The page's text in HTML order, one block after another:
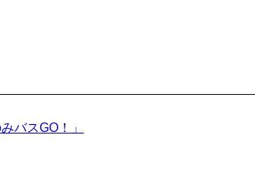
バスGO！」